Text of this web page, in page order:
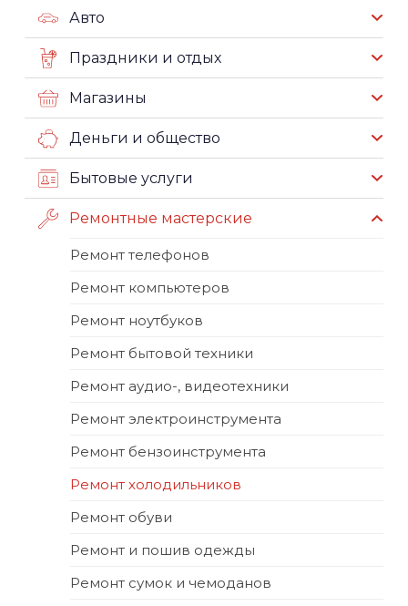
Авто
Праздники и отдых
Магазины
Деньги и общество
Бытовые услуги
Ремонтные мастерские
Ремонт телефонов
Ремонт компьютеров
Ремонт ноутбуков
Ремонт бытовой техники
Ремонт аудио-, видеотехники
Ремонт электроинструмента
Ремонт бензоинструмента
Ремонт холодильников
Ремонт обуви
Ремонт и пошив одежды
Ремонт сумок и чемоданов